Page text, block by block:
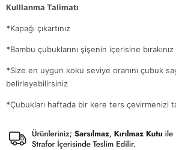
Kulllanma Talimatı
*Kapağı çıkartınız
*Bambu çubuklarını şişenin içerisine bırakınız
*Size en uygun koku seviye oranını çubuk
belirleyebilirsiniz
*Çubukları haftada bir kere ters çevirmenizi